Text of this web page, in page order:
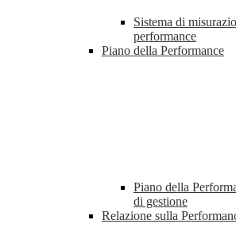
Sistema di
performance
Piano della Performance
Piano della
di gestione
Relazione sulla